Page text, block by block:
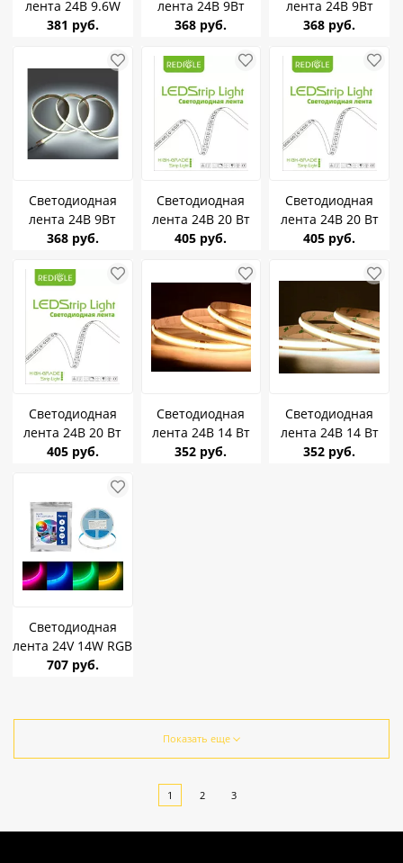
лента 24В 9.6W
General 3000K
стабилизирован
502150
381 руб.
лента 24В 9Вт
Geniled GL-
960лм/м 6000-
6500K IP33 03611
368 руб.
лента 24В 9Вт
Geniled GL-
960лм/м 2700-
3000K IP33 03609
368 руб.
Светодиодная
лента 24В 9Вт
Geniled GL-
960лм/м 3800-
4200K IP33 03610
368 руб.
Светодиодная
лента 24В 20 Вт
Redigle PRO 6500K
405 руб.
Светодиодная
лента 24В 20 Вт
Redigle PRO 4000K
405 руб.
Светодиодная
лента 24В 20 Вт
Redigle PRO 3000K
405 руб.
Светодиодная
лента 24В 14 Вт
Redigle 3000K COB
352 руб.
Светодиодная
лента 24В 14 Вт
Redigle 4000K COB
352 руб.
Светодиодная
лента 24V 14W RGB
COB Feron LS531
707 руб.
Показать еще
1 2 3